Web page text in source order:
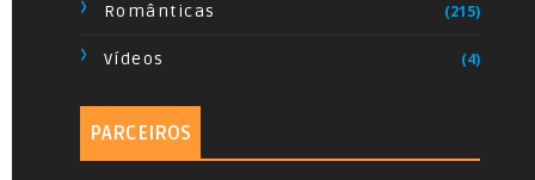
Country Music
Músicas para os treinos
Românticas (215)
Vídeos (4)
PARCEIROS